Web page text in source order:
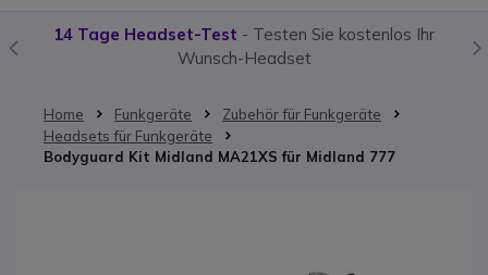
14 Tage Headset-Test - Testen Sie kostenlos Ihr
Wunsch-Headset
Home Funkgeräte
Zubehör für Funkgeräte
Headsets für Funkgeräte
Bodyguard Kit Midland MA21XS für Midland 777